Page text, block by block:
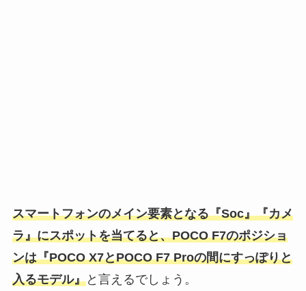
スマートフォンのメイン要素となる『Soc』『カメ
ラ』にスポットを当てると、POCO F7のポジショ
ンは『POCO X7とPOCO F7 Proの間にすっぽりと
入るモデル』と言えるでしょう。